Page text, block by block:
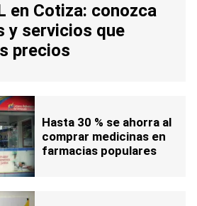
en Cotiza: conozca
y servicios que
precios
Hasta 30 % se ahorra al
comprar medicinas en
farmacias populares